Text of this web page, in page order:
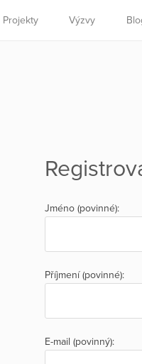
Projekty Výzvy
Jméno (povinné):
Příjmení (povinné):
E-mail (povinný):